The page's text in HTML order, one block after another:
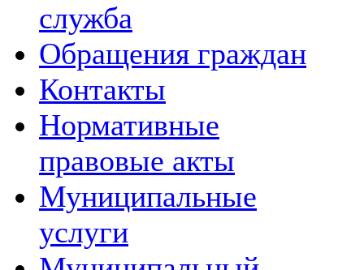
служба
Обращения граждан
Контакты
Нормативные
правовые акты
Муниципальные
услуги